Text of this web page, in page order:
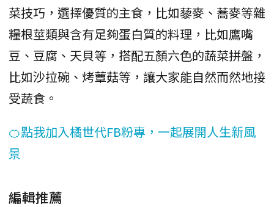
菜技巧，選擇優質的主食，比如藜麥、蕎麥等雜
糧根莖類與含有足夠蛋白質的料理，比如鷹嘴
豆、豆腐、天貝等，搭配五顏六色的蔬菜拼盤，
比如沙拉碗、烤蕈菇等，讓大家能自然而然地接
受蔬食。
🍊點我加入橘世代FB粉專，一起展開人生新風
景
編輯推薦